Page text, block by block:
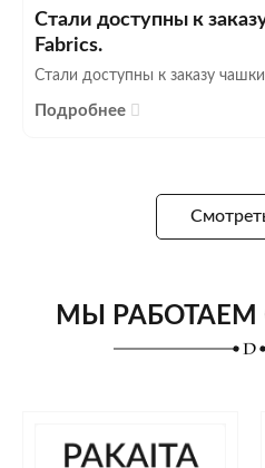
Стали доступны к
Fabrics.
Стали доступны к заказу
Подробнее
МЫ РАБОТАЕМ